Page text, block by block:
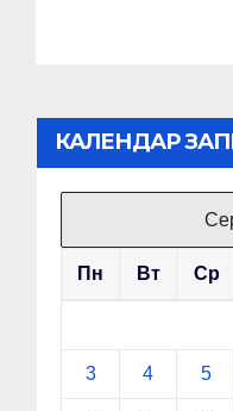
КАЛЕНДАР
Пн Вт Ср
3 4 5